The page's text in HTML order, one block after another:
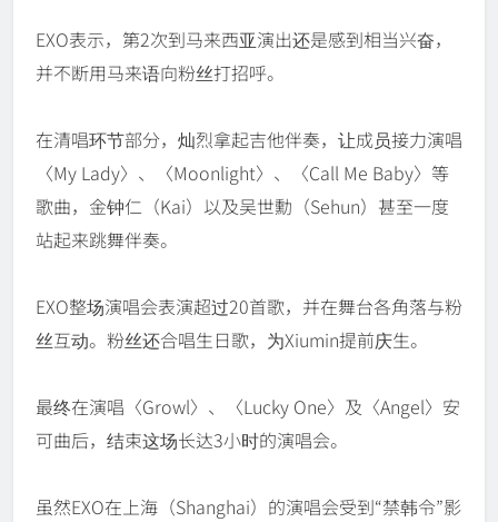
EXO表示，第2次到马来西亚演出还是感到相当兴奋，
并不断用马来语向粉丝打招呼。
在清唱环节部分，灿烈拿起吉他伴奏，让成员接力演唱
〈My Lady〉、〈Moonlight〉、〈Call Me Baby〉等
歌曲，金钟仁（Kai）以及吴世勳（Sehun）甚至一度
站起来跳舞伴奏。
EXO整场演唱会表演超过20首歌，并在舞台各角落与粉
丝互动。粉丝还合唱生日歌，为Xiumin提前庆生。
最终在演唱〈Growl〉、〈Lucky One〉及〈Angel〉安
可曲后，结束这场长达3小时的演唱会。
虽然EXO在上海（Shanghai）的演唱会受到“禁韩令”影